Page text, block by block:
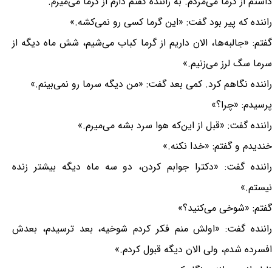
راننده كه پیر بود گفت: «این گرما كسی رو نمی‌كشه.»
گفتم: «جالبه‌ها، الان داریم از گرما كباب می‌شیم، شش ماه دیگه از
سرما سگ لرز می‌زنیم.»
راننده نگاهم كرد. كمی بعد گفت: «من دیگه سرما رو نمی‌بینم.»
پرسیدم: «چرا؟»
راننده گفت: «قبل از این‌كه هوا سرد بشه می‌میرم.»
خندیدم و گفتم: «خدا نكنه.»
راننده گفت: «دكترا جوابم كردن، دو سه ماه دیگه بیشتر زنده
نیستم.»
گفتم: «شوخی می‌كنید؟»
راننده گفت: «اولش منم فكر كردم شوخیه، بعد ترسیدم، بعدش
افسرده شدم، ولی الان دیگه قبول كردم.»